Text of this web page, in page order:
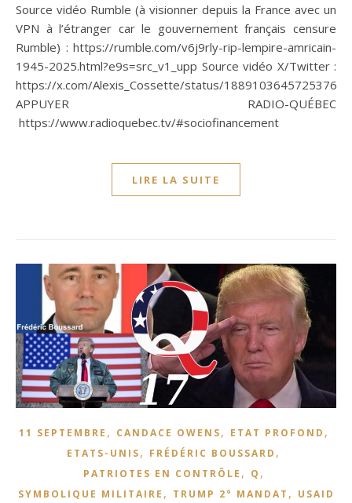
Source vidéo Rumble (à visionner depuis la France avec un
VPN à l’étranger car le gouvernement français censure
Rumble) : https://rumble.com/v6j9rly-rip-lempire-amricain-
1945-2025.html?e9s=src_v1_upp Source vidéo X/Twitter :
https://x.com/Alexis_Cossette/status/
APPUYER RADIO-QUÉBEC
https://www.radioquebec.tv/#sociofinancement
LIRE LA SUITE
11 SEPTEMBRE , CANDACE OWENS, ETAT PROFOND ,
ETATS-UNIS, FRÉDÉRIC BOUSSARD ,
PATRIOTES EN CONTRÔLE , Q ,
SYMBOLIQUE MILITAIRE , TRUMP 2° MANDAT , USAID